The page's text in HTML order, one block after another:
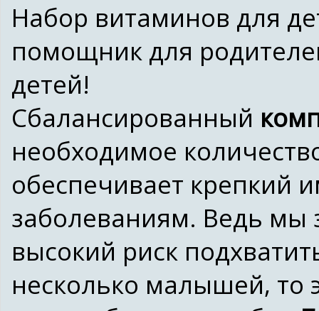
Набор витаминов для
помощник для
детей!
Сбалансированный
необходимое
обеспечивает крепкий
заболеваниям. Ведь мы
высокий риск
несколько малышей, то